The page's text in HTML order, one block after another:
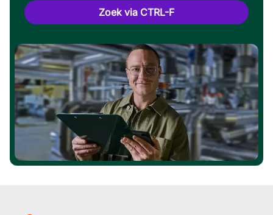
Zoek via CTRL-F